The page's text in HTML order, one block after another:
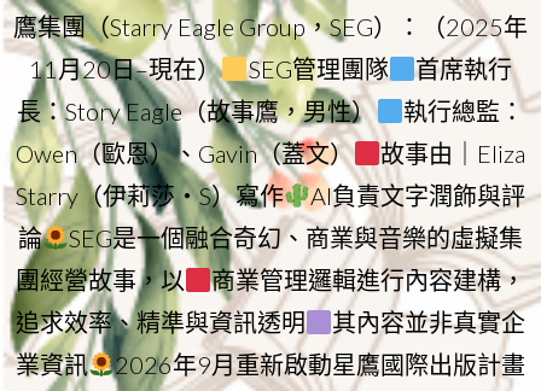
鷹集團（Starry Eagle Group，SEG）：（2025年
11月20日–現在）
SEG管理團隊
首席執行
長：Story Eagle（故事鷹，男性）
執行總監：
Owen（歐恩）、Gavin（蓋文）
故事由｜Eliza
Starry（伊莉莎・S）寫作
AI負責文字潤飾與評
論
SEG是一個融合奇幻、商業與音樂的虛擬集
團經營故事，以
商業管理邏輯進行內容建構，
追求效率、精準與資訊透明
其內容並非真實企
業資訊
2026年9月重新啟動星鷹國際出版計畫